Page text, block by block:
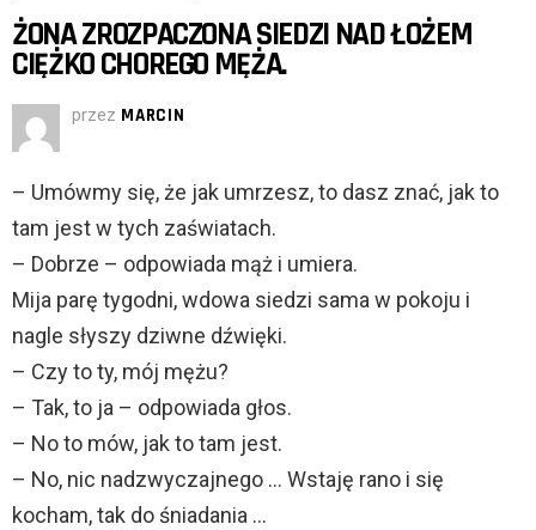
ŻONA ZROZPACZONA SIEDZI NAD ŁOŻEM
CIĘŻKO CHOREGO MĘŻA.
przez MARCIN
– Umówmy się, że jak umrzesz, to dasz znać, jak to
tam jest w tych zaświatach.
– Dobrze – odpowiada mąż i umiera.
Mija parę tygodni, wdowa siedzi sama w pokoju i
nagle słyszy dziwne dźwięki.
– Czy to ty, mój mężu?
– Tak, to ja – odpowiada głos.
– No to mów, jak to tam jest.
– No, nic nadzwyczajnego … Wstaję rano i się
kocham, tak do śniadania …